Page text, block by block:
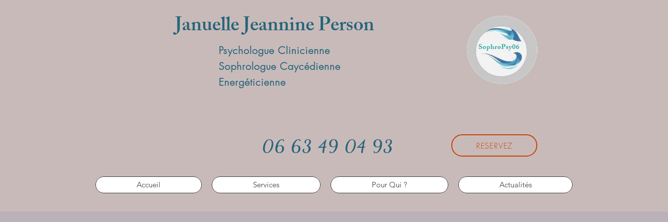
Januelle Jeannine Person
Psychologue Clinicienne
Sophrologue Caycédienne
Energéticienne
06 63 49 04 93 RESERVEZ
Accueil Services Pour Qui ? Actualités